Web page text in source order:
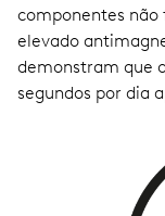
componentes
elevado
demonstram que
segundos por dia